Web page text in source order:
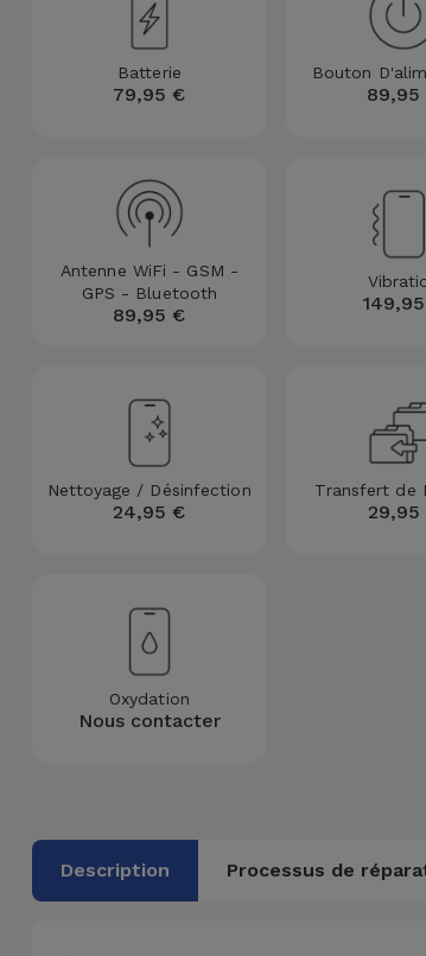
Marques
Téléphone
Hygiène
Portefeuilles,
Étuis et Sacs
Traceurs et
iPad et
Batterie
79,95 €
Bouton
89,95
Antenne WiFi - GSM -
GPS - Bluetooth
89,95 €
Nettoyage / Désinfection
24,95 €
Transfert de
29,95
Oxydation
Nous contacter
Description Processus de